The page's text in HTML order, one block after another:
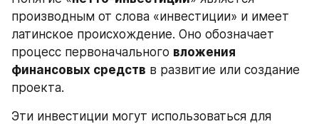
производным от слова «инвестиции» и имеет
латинское происхождение. Оно обозначает
процесс первоначального вложения
финансовых средств в развитие или создание
проекта.
Эти инвестиции могут использоваться для